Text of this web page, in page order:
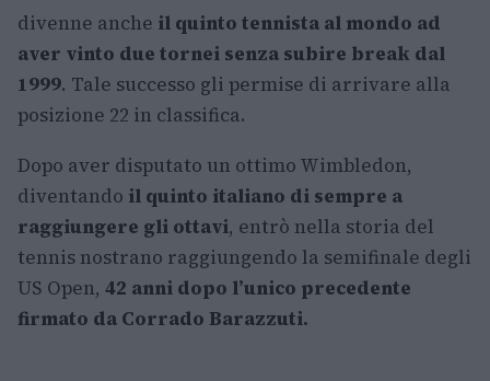
divenne anche il quinto tennista al mondo ad
aver vinto due tornei senza subire break dal
1999. Tale successo gli permise di arrivare alla
posizione 22 in classifica.
Dopo aver disputato un ottimo Wimbledon,
diventando il quinto italiano di sempre a
raggiungere gli ottavi, entrò nella storia del
tennis nostrano raggiungendo la semifinale degli
US Open, 42 anni dopo l’unico precedente
firmato da Corrado Barazzuti.